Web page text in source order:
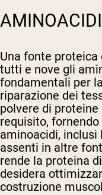
Una fonte
tutti e nove gli
fondamentali per
riparazione dei
polvere di
requisito,
aminoacidi, inclusi
assenti in altre
rende la proteina
desidera
costruzione